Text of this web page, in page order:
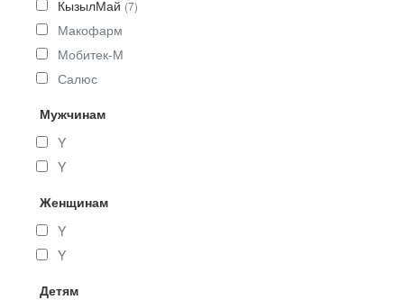
КызылМай (7)
Макофарм
Мобитек-М
Салюс
Мужчинам
Y
Y
Женщинам
Y
Y
Детям